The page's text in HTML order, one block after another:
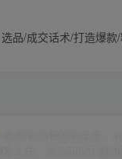
品/成交话术/打造爆款